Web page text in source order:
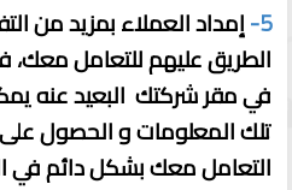
5- إمداد العملاء بمزيد من
الطريق عليهم للتعامل معك،
في مقر شركتك البعيد عنه
تلك المعلومات و الحصول
التعامل معك بشكل دائم في